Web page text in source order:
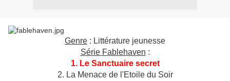
Genre : Littérature jeunesse
Série Fablehaven :
1. Le Sanctuaire secret
2. La Menace de l'Etoile du Soir